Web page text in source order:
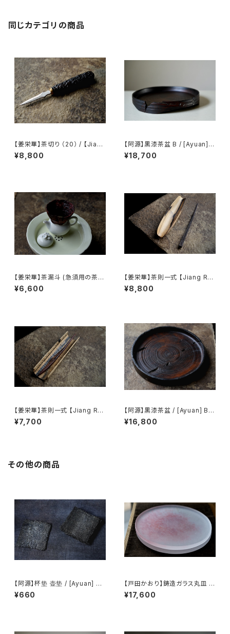
同じカテゴリの商品
【姜栄華】茶切り （20） / 【Jiang
Ronghua】Tea knife（20）
¥8,800
【阿源】黒漆茶盆 B / [Ayuan] B
lack Lacquer Tea Tray B
¥18,700
【姜栄華】茶漏斗 (急須用の茶葉
じょうご) / 【Jiang Ronghua】
Tea Funnel
¥6,600
【姜栄華】茶則一式 【Jiang Ro
nghua】A complete tea tray
set
¥8,800
【姜栄華】茶則一式 【Jiang Ro
nghua】A complete tea tray
set
¥7,700
【阿源】黒漆茶盆 / [Ayuan] Bla
ck Lacquer Tea Tray
¥16,800
その他の商品
【阿源】杯垫 壶垫 / [Ayuan] Cu
p coaster Teapot mat
¥660
【戸田かおり】鋳造ガラス丸皿 /
【kaoritoda】Cast Glass Rou
nd Plate
¥17,600